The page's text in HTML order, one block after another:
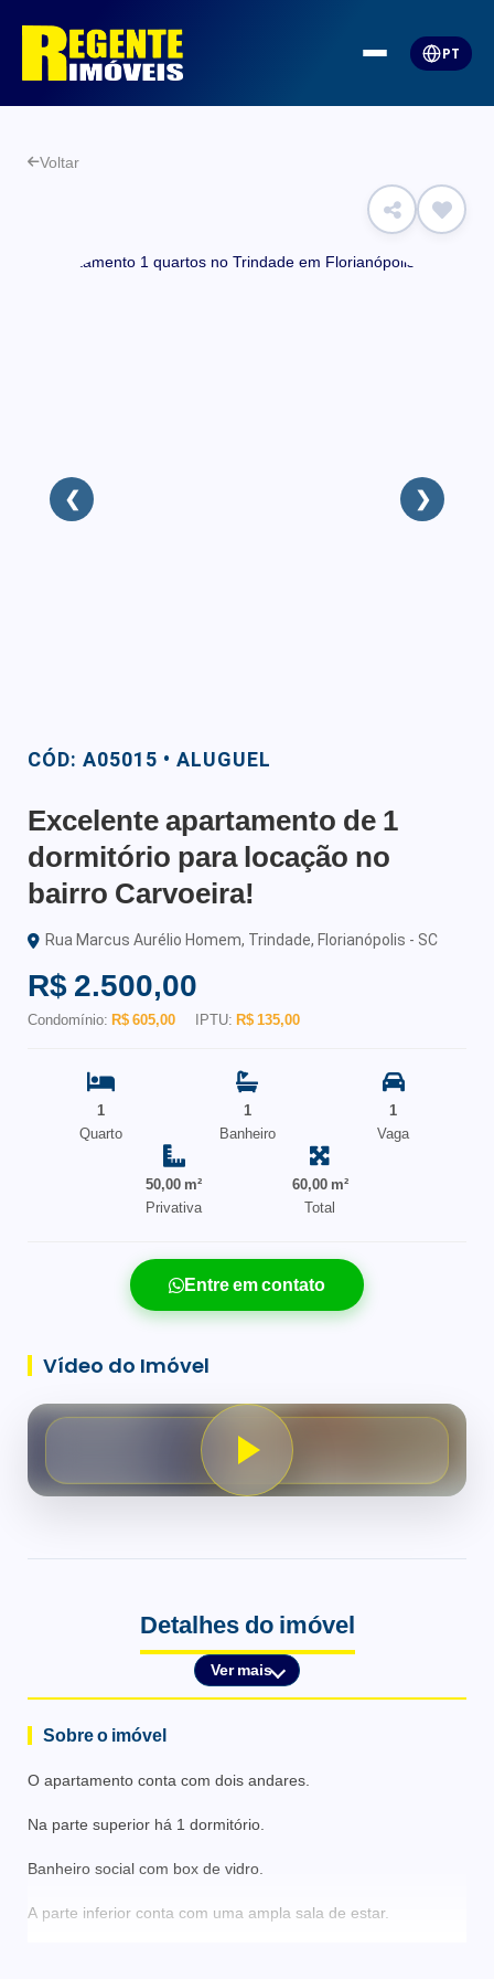
PT
Voltar
❮ ❯
CÓD: A05015 • ALUGUEL
Excelente apartamento de 1
dormitório para locação no
bairro Carvoeira!
Rua Marcus Aurélio Homem, Trindade, Florianópolis - SC
R$ 2.500,00
Condomínio: R$ 605,00 IPTU: R$ 135,00
1
Quarto
1
Banheiro
1
Vaga
50,00 m²
Privativa
60,00 m²
Total
Entre em contato
Vídeo do Imóvel
Detalhes do imóvel
Ver mais
Sobre o imóvel
O apartamento conta com dois andares.
Na parte superior há 1 dormitório.
Banheiro social com box de vidro.
A parte inferior conta com uma ampla sala de estar.